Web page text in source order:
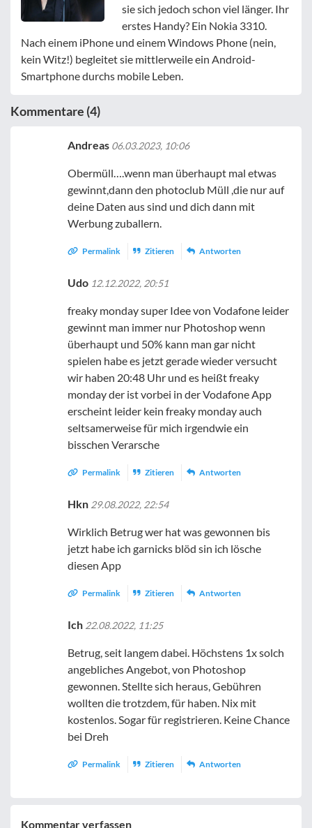
sie sich jedoch schon viel länger. Ihr
erstes Handy? Ein Nokia 3310.
Nach einem iPhone und einem Windows Phone (nein,
kein Witz!) begleitet sie mittlerweile ein Android-
Smartphone durchs mobile Leben.
Kommentare (4)
Andreas 06.03.2023, 10:06
Obermüll….wenn man überhaupt mal etwas
gewinnt,dann den photoclub Müll ,die nur auf
deine Daten aus sind und dich dann mit
Werbung zuballern.
Permalink Zitieren Antworten
Udo 12.12.2022, 20:51
freaky monday super Idee von Vodafone leider
gewinnt man immer nur Photoshop wenn
überhaupt und 50% kann man gar nicht
spielen habe es jetzt gerade wieder versucht
wir haben 20:48 Uhr und es heißt freaky
monday der ist vorbei in der Vodafone App
erscheint leider kein freaky monday auch
seltsamerweise für mich irgendwie ein
bisschen Verarsche
Permalink Zitieren Antworten
Hkn 29.08.2022, 22:54
Wirklich Betrug wer hat was gewonnen bis
jetzt habe ich garnicks blöd sin ich lösche
diesen App
Permalink Zitieren Antworten
Ich 22.08.2022, 11:25
Betrug, seit langem dabei. Höchstens 1x solch
angebliches Angebot, von Photoshop
gewonnen. Stellte sich heraus, Gebühren
wollten die trotzdem, für haben. Nix mit
kostenlos. Sogar für registrieren. Keine Chance
bei Dreh
Permalink Zitieren Antworten
Kommentar verfassen